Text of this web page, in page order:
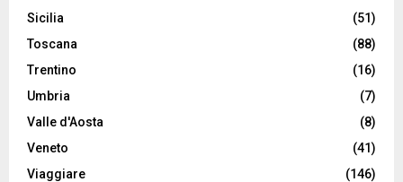
Sicilia
(51)
Toscana
(88)
Trentino
(16)
Umbria
(7)
Valle d'Aosta
(8)
Veneto
(41)
Viaggiare
(146)